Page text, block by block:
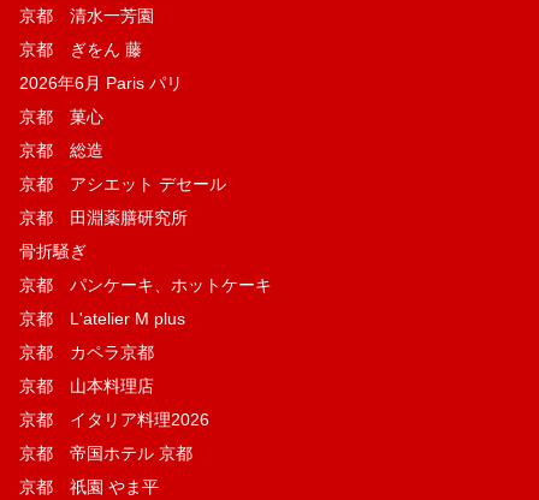
京都 清水一芳園
京都 ぎをん 藤
2026年6月 Paris パリ
京都 菓​心
京都 総造
京都 アシエット デセール
京都 田淵薬膳研究所
骨折騒ぎ
京都 パンケーキ、ホットケーキ
京都 L'atelier M plus
京都 カペラ京都
京都 山本料理店
京都 イタリア料理2026
京都 帝国ホテル 京都
京都 祇園 やま平